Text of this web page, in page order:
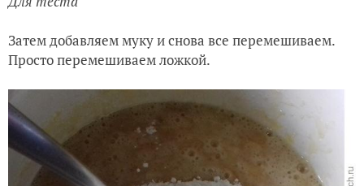
Затем добавляем муку и снова все перемешиваем.
Просто перемешиваем ложкой.